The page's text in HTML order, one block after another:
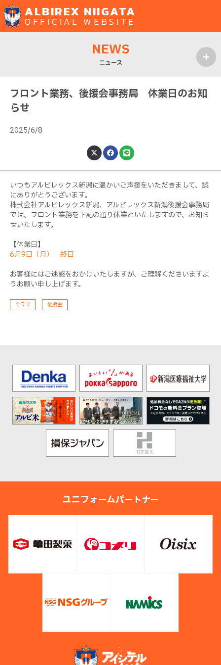
ALBIREX NIIGATA
OFFICIAL WEBSITE
NEWS
ニュース
フロント業務、後援会事務局 休業日のお知
らせ
2025/6/8
いつもアルビレックス新潟に温かいご声援をいただきまして、誠
にありがとうございます。
株式会社アルビレックス新潟、アルビレックス新潟後援会事務局
では、フロント業務を下記の通り休業といたしますので、お知ら
せいたします。
【休業日】
6月9日（月） 終日
お客様にはご迷惑をおかけいたしますが、ご理解くださいますよ
うお願い申し上げます。
クラブ 後援会
ユニフォームパートナー